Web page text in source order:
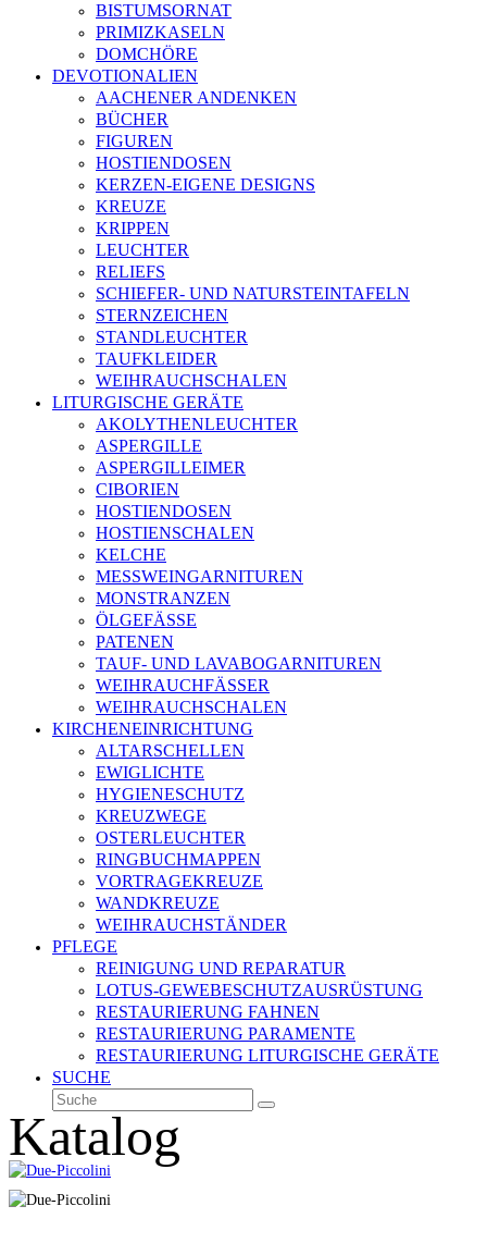
BISTUMSORNAT
PRIMIZKASELN
DOMCHÖRE
DEVOTIONALIEN
AACHENER ANDENKEN
BÜCHER
FIGUREN
HOSTIENDOSEN
KERZEN-EIGENE DESIGNS
KREUZE
KRIPPEN
LEUCHTER
RELIEFS
SCHIEFER- UND NATURSTEINTAFELN
STERNZEICHEN
STANDLEUCHTER
TAUFKLEIDER
WEIHRAUCHSCHALEN
LITURGISCHE GERÄTE
AKOLYTHENLEUCHTER
ASPERGILLE
ASPERGILLEIMER
CIBORIEN
HOSTIENDOSEN
HOSTIENSCHALEN
KELCHE
MESSWEINGARNITUREN
MONSTRANZEN
ÖLGEFÄSSE
PATENEN
TAUF- UND LAVABOGARNITUREN
WEIHRAUCHFÄSSER
WEIHRAUCHSCHALEN
KIRCHENEINRICHTUNG
ALTARSCHELLEN
EWIGLICHTE
HYGIENESCHUTZ
KREUZWEGE
OSTERLEUCHTER
RINGBUCHMAPPEN
VORTRAGEKREUZE
WANDKREUZE
WEIHRAUCHSTÄNDER
PFLEGE
REINIGUNG UND REPARATUR
LOTUS-GEWEBESCHUTZAUSRÜSTUNG
RESTAURIERUNG FAHNEN
RESTAURIERUNG PARAMENTE
RESTAURIERUNG LITURGISCHE GERÄTE
SUCHE
Suche
Senden
Katalog